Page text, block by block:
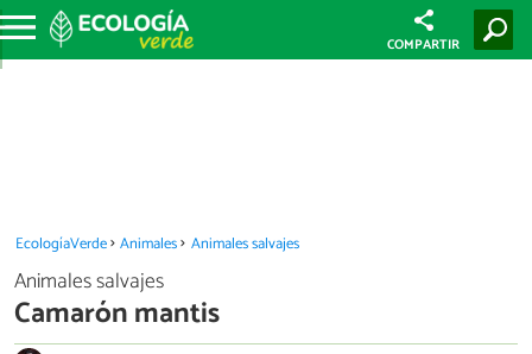
COMPARTIR
EcologíaVerde Animales Animales salvajes
Animales salvajes
Camarón mantis